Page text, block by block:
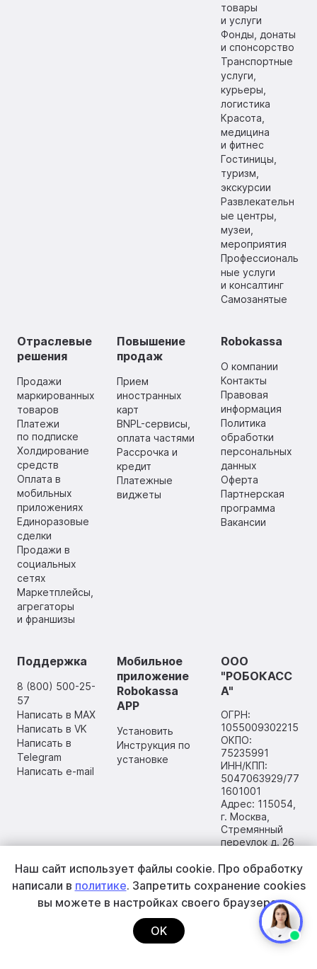
товары
и услуги
Фонды, донаты
и спонсорство
Транспортные
услуги,
курьеры,
логистика
Красота,
медицина
и фитнес
Гостиницы,
туризм,
экскурсии
Развлекательн
ые центры,
музеи,
мероприятия
Профессиональ
ные услуги
и консалтинг
Самозанятые
Отраслевые
решения
Продажи
маркированных
товаров
Платежи
по подписке
Холдирование
средств
Оплата в
мобильных
приложениях
Единоразовые
сделки
Продажи в
социальных
сетях
Маркетплейсы,
агрегаторы
и франшизы
Повышение
продаж
Прием
иностранных
карт
BNPL-сервисы,
оплата частями
Рассрочка и
кредит
Платежные
виджеты
Robokassa
О компании
Контакты
Правовая
информация
Политика
обработки
персональных
данных
Оферта
Партнерская
программа
Вакансии
Поддержка
8 (800) 500-25-
57
Написать в MAX
Написать в VK
Написать в
Telegram
Написать e-mail
Мобильное
приложение
Robokassa
APP
Установить
Инструкция по
установке
ООО
"РОБОКАСС
А"
ОГРН:
1055009302215
ОКПО:
75235991
ИНН/КПП:
5047063929/77
1601001
Адрес: 115054,
г. Москва,
Стремянный
переулок д. 26
Наш сайт использует файлы cookie. Про обработку
написали в политике. Запретить сохранение cookies
вы можете в настройках своего браузера.
OK